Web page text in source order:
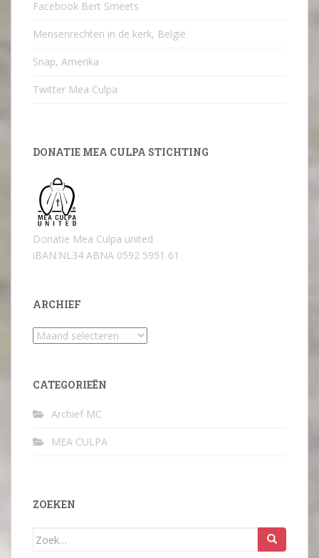
Facebook Bert Smeets
Mensenrechten in de kerk, België
Snap, Amerika
Twitter Mea Culpa
DONATIE MEA CULPA STICHTING
Donatie Mea Culpa united
iBAN:NL34 ABNA 0592 5951 61
ARCHIEF
Archief
CATEGORIEËN
Archief MC
MEA CULPA
ZOEKEN
Zoek